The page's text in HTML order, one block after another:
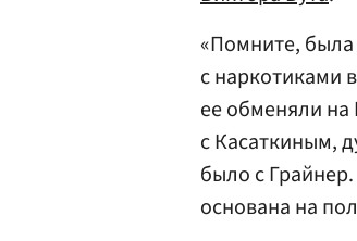
«Помните,
с наркотиками
ее обменяли на
с Касаткиным,
было с
основана на